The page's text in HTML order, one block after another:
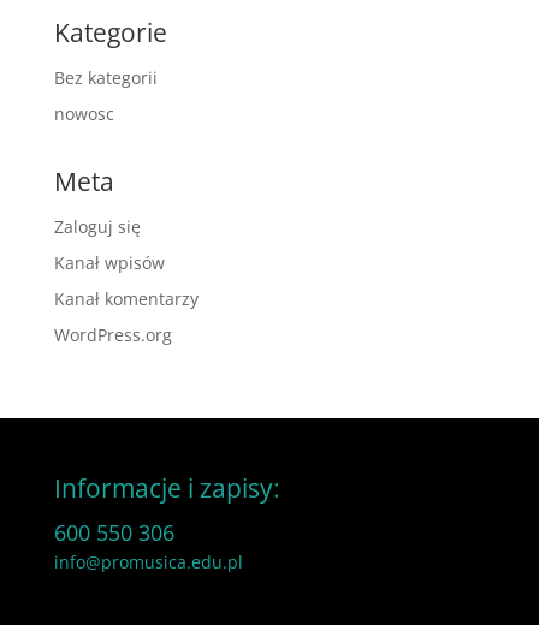
Kategorie
Bez kategorii
nowosc
Meta
Zaloguj się
Kanał wpisów
Kanał komentarzy
WordPress.org
Informacje i zapisy:
600 550 306
info@promusica.edu.pl